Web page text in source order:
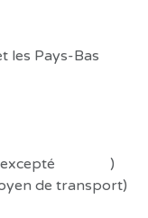
les Pays-Bas
)
de transport)